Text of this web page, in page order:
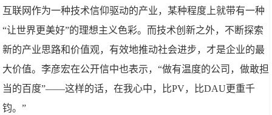
互联网作为一种技术信仰驱动的产业，某种程度上就带有一种
“让世界更美好”的理想主义色彩。而技术创新之外，不断探索
新的产业思路和价值观，有效地推动社会进步，才是企业的最
大价值。李彦宏在公开信中也表示，“做有温度的公司，做敢担
当的百度”——这样的话，在我心中，比PV，比DAU更重千
钧。”